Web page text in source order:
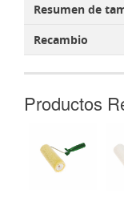
Resumen de
Recambio
Productos